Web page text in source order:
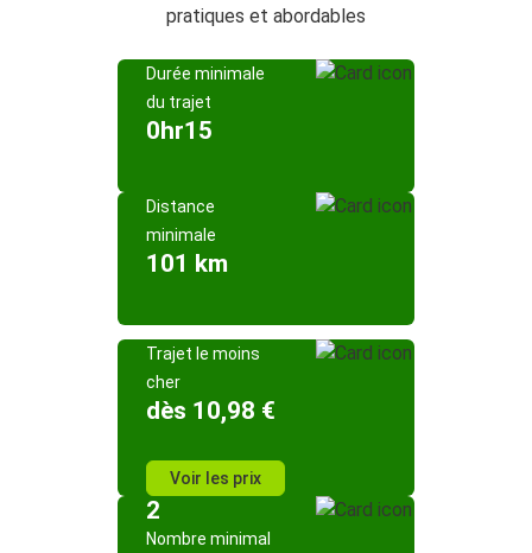
pratiques et abordables
Durée minimale
du trajet
0hr15
Distance
minimale
101 km
Trajet le moins
cher
dès 10,98 €
Voir les prix
2
Nombre minimal